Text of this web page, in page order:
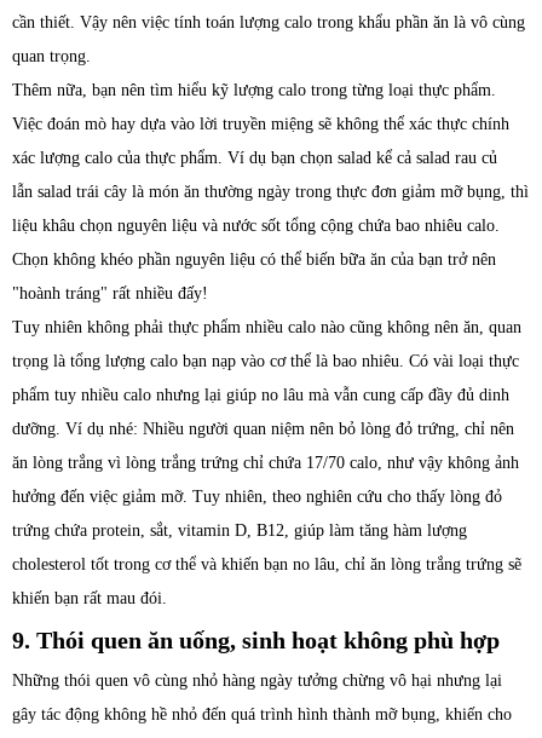
cần thiết. Vậy nên việc tính toán lượng calo trong khẩu phần ăn là vô cùng
quan trọng.
Thêm nữa, bạn nên tìm hiểu kỹ lượng calo trong từng loại thực phẩm.
Việc đoán mò hay dựa vào lời truyền miệng sẽ không thể xác thực chính
xác lượng calo của thực phẩm. Ví dụ bạn chọn salad kể cả salad rau củ
lẫn salad trái cây là món ăn thường ngày trong thực đơn giảm mỡ bụng, thì
liệu khâu chọn nguyên liệu và nước sốt tổng cộng chứa bao nhiêu calo.
Chọn không khéo phần nguyên liệu có thể biến bữa ăn của bạn trở nên
"hoành tráng" rất nhiều đấy!
Tuy nhiên không phải thực phẩm nhiều calo nào cũng không nên ăn, quan
trọng là tổng lượng calo bạn nạp vào cơ thể là bao nhiêu. Có vài loại thực
phẩm tuy nhiều calo nhưng lại giúp no lâu mà vẫn cung cấp đầy đủ dinh
dưỡng. Ví dụ nhé: Nhiều người quan niệm nên bỏ lòng đỏ trứng, chỉ nên
ăn lòng trắng vì lòng trắng trứng chỉ chứa 17/70 calo, như vậy không ảnh
hưởng đến việc giảm mỡ. Tuy nhiên, theo nghiên cứu cho thấy lòng đỏ
trứng chứa protein, sắt, vitamin D, B12, giúp làm tăng hàm lượng
cholesterol tốt trong cơ thể và khiến bạn no lâu, chỉ ăn lòng trắng trứng sẽ
khiến bạn rất mau đói.
9. Thói quen ăn uống, sinh hoạt không phù hợp
Những thói quen vô cùng nhỏ hàng ngày tưởng chừng vô hại nhưng lại
gây tác động không hề nhỏ đến quá trình hình thành mỡ bụng, khiến cho